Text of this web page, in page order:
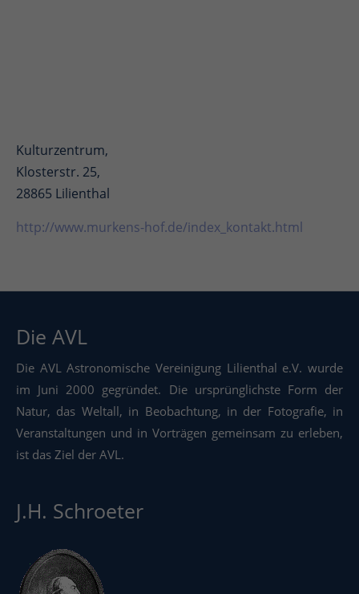
Kulturzentrum,
Klosterstr. 25,
28865 Lilienthal
http://www.murkens-hof.de/index_kontakt.html
Die AVL
Die AVL Astronomische Vereinigung Lilienthal e.V. wurde
im Juni 2000 gegründet. Die ursprünglichste Form der
Natur, das Weltall, in Beobachtung, in der Fotografie, in
Veranstaltungen und in Vorträgen gemeinsam zu erleben,
ist das Ziel der AVL.
J.H. Schroeter